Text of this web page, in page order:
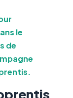
le
de